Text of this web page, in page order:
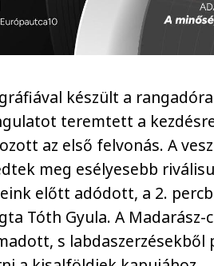
készült a rangadóra
teremtett a
az első felvonás. A
meg esélyesebb
előtt adódott, a 2.
Tóth Gyula. A Madarász-
s